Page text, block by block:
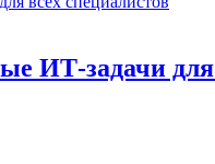
ИТ-задачи для